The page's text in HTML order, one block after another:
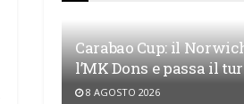
Carabao Cup: il
l’MK Dons e passa il
8 AGOSTO 2026